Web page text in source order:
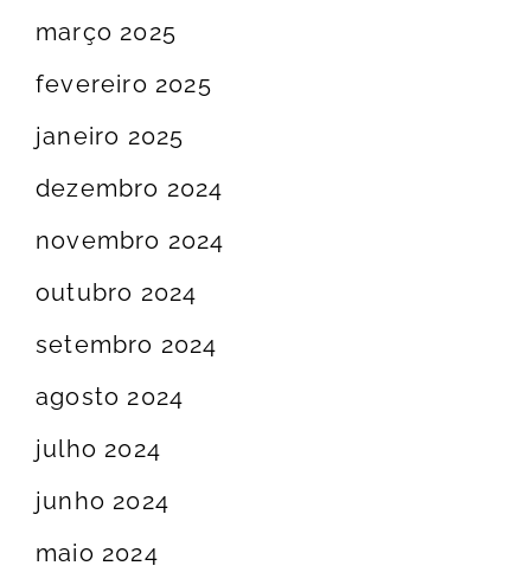
março 2025
fevereiro 2025
janeiro 2025
dezembro 2024
novembro 2024
outubro 2024
setembro 2024
agosto 2024
julho 2024
junho 2024
maio 2024